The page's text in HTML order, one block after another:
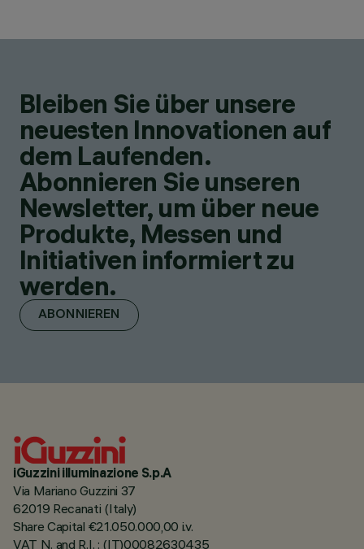
Bleiben Sie über unsere
neuesten Innovationen auf
dem Laufenden.
Abonnieren Sie unseren
Newsletter, um über neue
Produkte, Messen und
Initiativen informiert zu
werden.
ABONNIEREN
iGuzzini illuminazione S.p.A
Via Mariano Guzzini 37
62019 Recanati (Italy)
Share Capital €21.050.000,00 i.v.
VAT N. and R.I. : (IT)00082630435